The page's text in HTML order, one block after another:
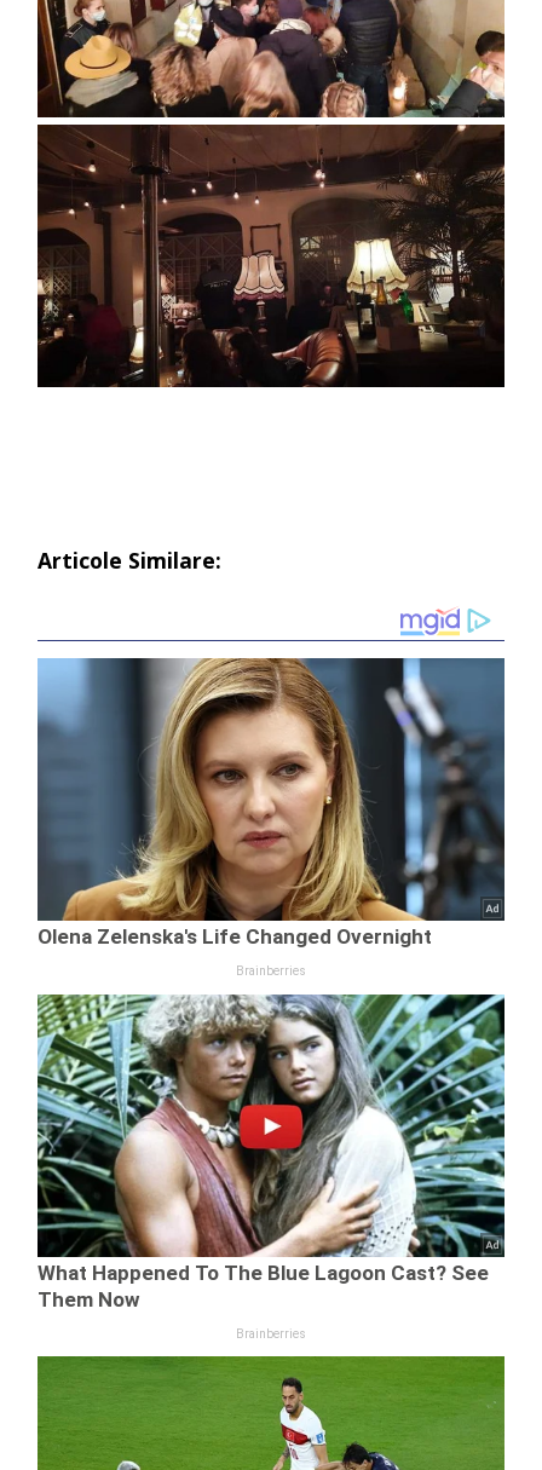
Articole Similare: